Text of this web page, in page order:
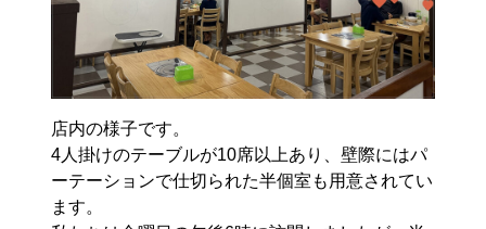
店内の様子です。
4人掛けのテーブルが10席以上あり、壁際にはパ
ーテーションで仕切られた半個室も用意されてい
ます。